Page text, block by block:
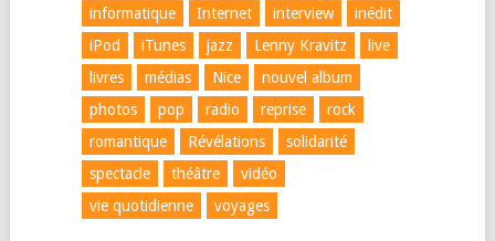
informatique
Internet interview
inédit
iPod
iTunes jazz Lenny Kravitz
live
livres
médias Nice
nouvel album
photos
pop radio reprise
rock
romantique
Révélations
solidarité
spectacle
théâtre
vidéo
vie quotidienne
voyages